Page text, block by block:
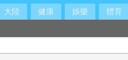
大陸 健康 娛樂 體育